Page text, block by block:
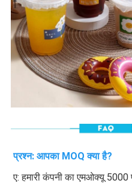
प्रश्न: आपका MOQ क्या है?
ए: हमारी कंपनी का एमओक्यू 5000